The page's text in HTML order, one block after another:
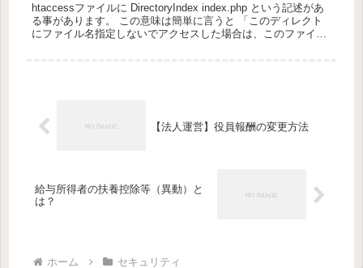
htaccessファイルに DirectoryIndex index.php という記述があ
る事があります。 この意味は簡単に言うと 「このディレクト
にファイル名指定しないでアクセスした場合は、このファイル
【法人運営】役員報酬の変更方法
給与所得者の扶養控除等（異動）と
は？
ホーム セキュリティ